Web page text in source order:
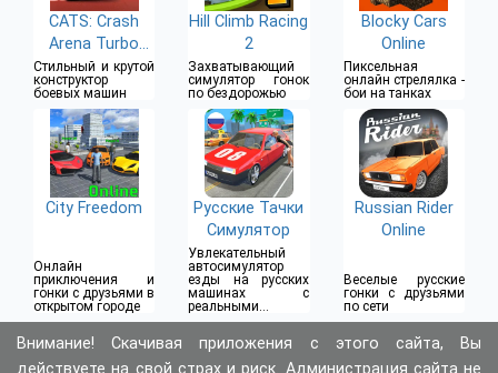
CATS: Crash
Arena Turbo
Stars
Стильный и крутой
конструктор
боевых машин
Hill Climb Racing
2
Захватывающий
симулятор гонок
по бездорожью
Blocky Cars
Online
Пиксельная
онлайн стрелялка -
бои на танках
City Freedom
Онлайн
приключения и
гонки с друзьями в
открытом городе
Русские Тачки
Симулятор
Увлекательный
автосимулятор
езды на русских
машинах с
реальными
эффектами
Russian Rider
Online
Веселые русские
гонки с друзьями
по сети
Внимание! Скачивая приложения с этого сайта, Вы
действуете на свой страх и риск. Администрация сайта не